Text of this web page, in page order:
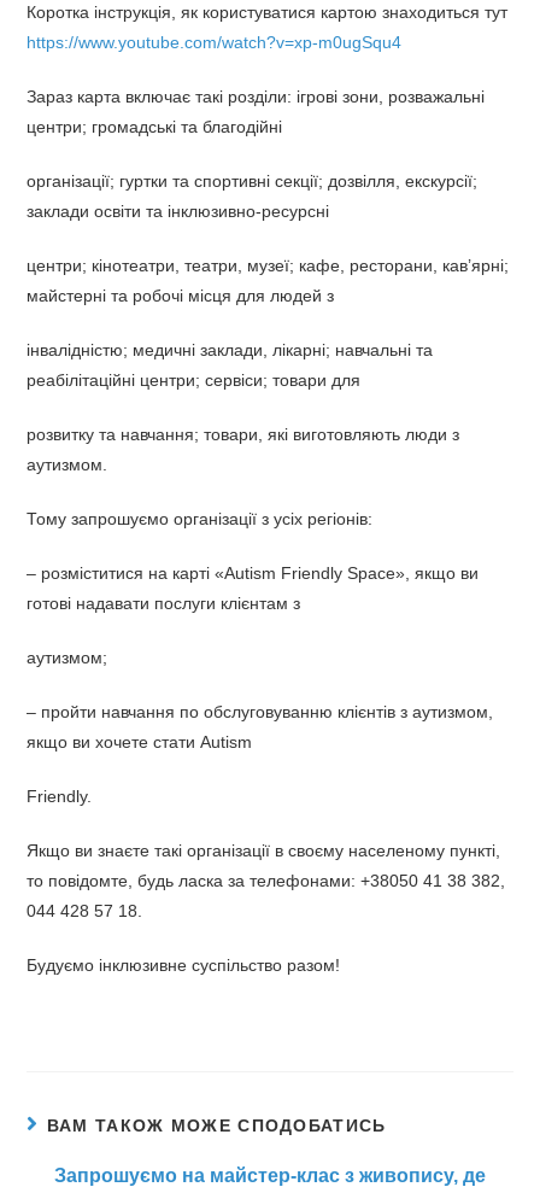
Коротка інструкція, як користуватися картою знаходиться тут
https://www.youtube.com/watch?v=xp-m0ugSqu4
Зараз карта включає такі розділи: ігрові зони, розважальні
центри; громадські та благодійні
організації; гуртки та спортивні секції; дозвілля, екскурсії;
заклади освіти та інклюзивно-ресурсні
центри; кінотеатри, театри, музеї; кафе, ресторани, кав’ярні;
майстерні та робочі місця для людей з
інвалідністю; медичні заклади, лікарні; навчальні та
реабілітаційні центри; сервіси; товари для
розвитку та навчання; товари, які виготовляють люди з
аутизмом.
Тому запрошуємо організації з усіх регіонів:
– розміститися на карті «Autism Friendly Space», якщо ви
готові надавати послуги клієнтам з
аутизмом;
– пройти навчання по обслуговуванню клієнтів з аутизмом,
якщо ви хочете стати Autism
Friendly.
Якщо ви знаєте такі організації в своєму населеному пункті,
то повідомте, будь ласка за телефонами: +38050 41 38 382,
044 428 57 18.
Будуємо інклюзивне суспільство разом!
ВАМ ТАКОЖ МОЖЕ СПОДОБАТИСЬ
Запрошуємо на майстер-клас з живопису, де